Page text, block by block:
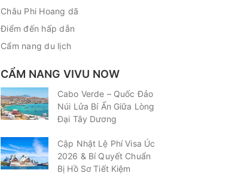
Châu Phi Hoang dã
Điểm đến hấp dẫn
Cẩm nang du lịch
CẨM NANG VIVU NOW
Cabo Verde – Quốc Đảo
Núi Lửa Bí Ẩn Giữa Lòng
Đại Tây Dương
Cập Nhật Lệ Phí Visa Úc
2026 & Bí Quyết Chuẩn
Bị Hồ Sơ Tiết Kiệm